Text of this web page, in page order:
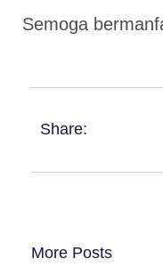
Semoga
Share:
More Posts